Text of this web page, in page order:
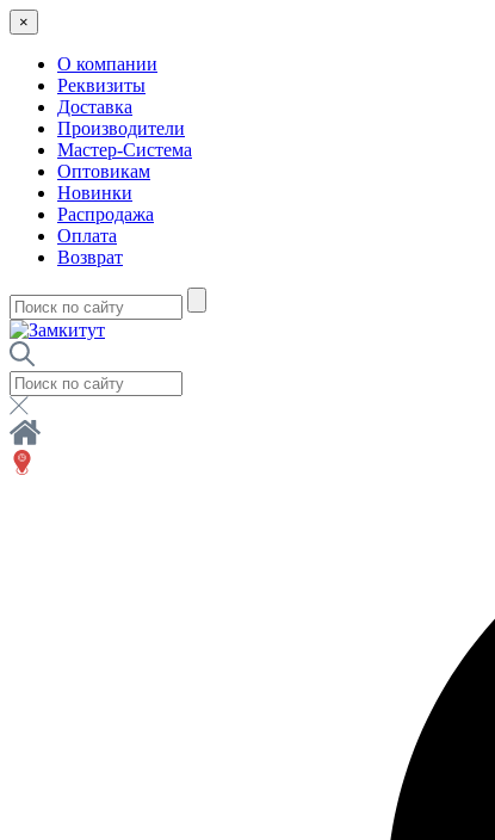
×
О компании
Реквизиты
Доставка
Производители
Мастер-Система
Оптовикам
Новинки
Распродажа
Оплата
Возврат